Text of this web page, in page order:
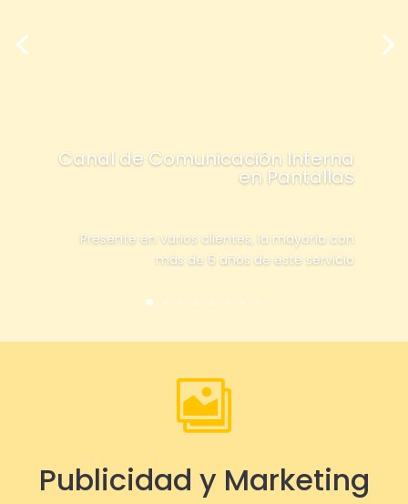
Canal de Comunicación Interna
en Pantallas
Presente en varios clientes, la mayoría con
más de 6 años de este servicio

Publicidad y Marketing